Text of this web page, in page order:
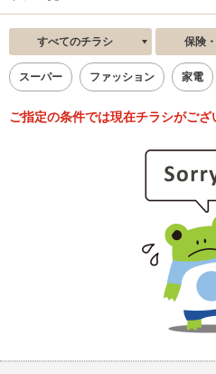
すべてのチラシ 保険
スーパー ファッション 家電
ご指定の条件では現在チラシがござ